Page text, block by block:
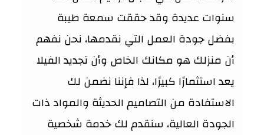
سنوات عديدة وقد حققت سمعة طيبة
بفضل جودة العمل التي نقدمها، نحن نفهم
أن منزلك هو مكانك الخاص وأن تجديد الفيلا
يعد استثمارًا كبيرًا، لذا فإننا نضمن لك
الاستفادة من التصاميم الحديثة والمواد ذات
الجودة العالية، سنقدم لك خدمة شخصية